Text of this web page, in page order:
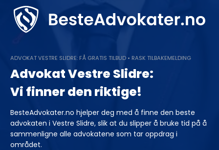
content
ADVOKAT VESTRE SLIDRE: FÅ GRATIS TILBUD • RASK TILBAKEMELDING
Advokat Vestre Slidre:
Vi finner den riktige!
BesteAdvokater.no hjelper deg med å finne den beste
advokaten i Vestre Slidre, slik at du slipper å bruke tid på å
sammenligne alle advokatene som tar oppdrag i
området.